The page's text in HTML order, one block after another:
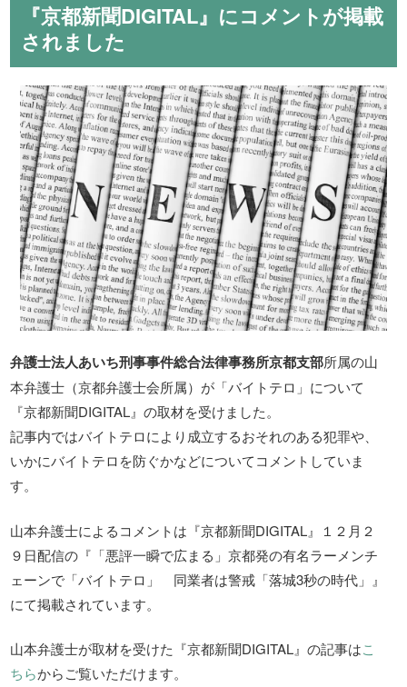
『京都新聞DIGITAL』にコメントが掲載
されました
弁護士法人あいち刑事事件総合法律事務所京都支部所属の山
本弁護士（京都弁護士会所属）が「バイトテロ」について
『京都新聞DIGITAL』の取材を受けました。
記事内ではバイトテロにより成立するおそれのある犯罪や、
いかにバイトテロを防ぐかなどについてコメントしていま
す。
山本弁護士によるコメントは『京都新聞DIGITAL』１２月２
９日配信の『「悪評一瞬で広まる」京都発の有名ラーメンチ
ェーンで「バイトテロ」 同業者は警戒「落城3秒の時代」』
にて掲載されています。
山本弁護士が取材を受けた『京都新聞DIGITAL』の記事はこ
ちらからご覧いただけます。